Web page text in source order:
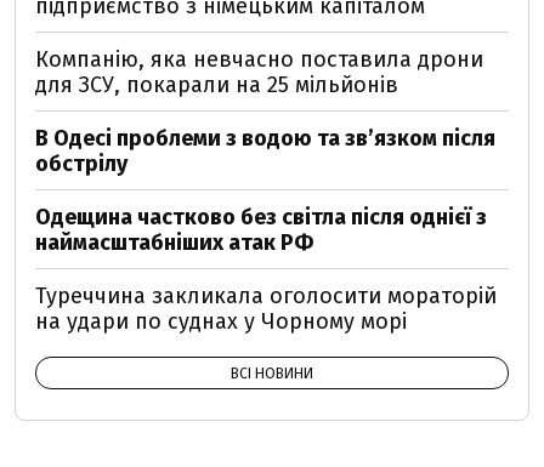
підприємство з німецьким капіталом
Компанію, яка невчасно поставила дрони
для ЗСУ, покарали на 25 мільйонів
В Одесі проблеми з водою та звʼязком після
обстрілу
Одещина частково без світла після однієї з
наймасштабніших атак РФ
Туреччина закликала оголосити мораторій
на удари по суднах у Чорному морі
ВСІ НОВИНИ